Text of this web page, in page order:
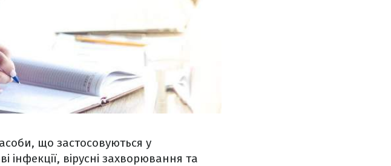
що застосовуються у
інфекції, вірусні захворювання та